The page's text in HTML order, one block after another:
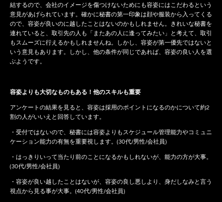
結するので、会社のイメージを傷つけないためにも容姿にはこだわるという
意見があげられています。確かに秘書の第一印象は顔や服装から入ってくる
ので、容姿が良いのに越したことはないのかもしれません。きれいな秘書を
連れていると、取引先の人も「またあの人に逢ってみたい」と考えて、取引
もスムーズに行えるかもしれませんね。しかし、容姿が第一優先ではないと
いう意見もあります。しかし、他の条件が同じであれば、容姿の良い人を選
ぶようです。
容姿よりも大切なものもある！他のスキルも重要
アンケートの結果を見ると、容姿は採用のポイントになるのかについて約2
割の人がいいえと回答しています。
・受付ではないので、秘書には容姿よりもスケジュール管理能力やコミュニ
ケーション能力の有無を重要視します。(30代/男性/会社員)
・はっきりいって当たり前のことになるかもしれないが、能力の方が大事。
(30代/男性/会社員)
・容姿が良い越したことはないが、容姿の良し悪しより、身だしなみと言う
視点から見る事が大事。(40代/男性/会社員)